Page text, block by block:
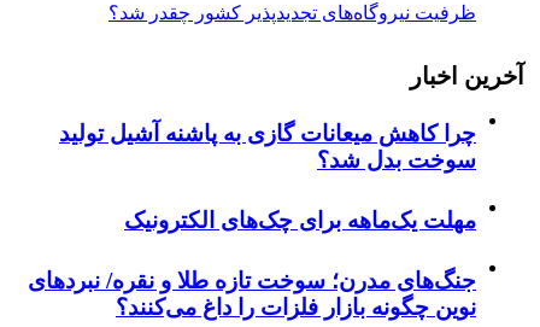
ظرفیت نیروگاه‌های تجدیدپذیر کشور چقدر شد؟
آخرین اخبار
چرا کاهش میعانات گازی به پاشنه آشیل تولید
سوخت بدل شد؟
مهلت یک‌ماهه برای چک‌های الکترونیک
جنگ‌های مدرن؛ سوخت تازه طلا و نقره/ نبردهای
نوین چگونه بازار فلزات را داغ می‌کنند؟